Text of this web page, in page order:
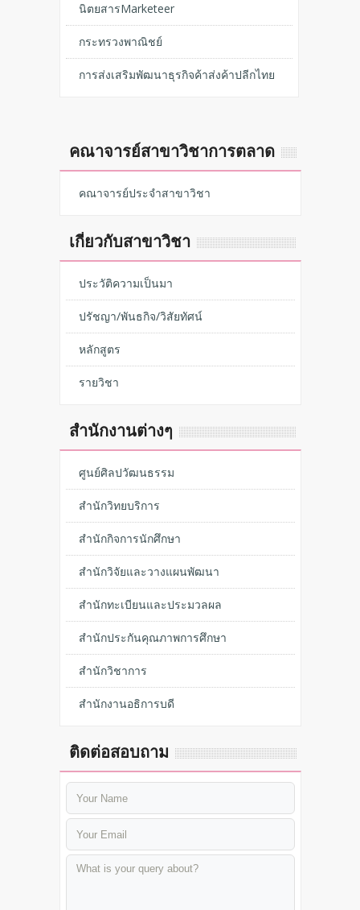
นิตยสารMarketeer
กระทรวงพาณิชย์
การส่งเสริมพัฒนาธุรกิจค้าส่งค้าปลีกไทย
คณาจารย์สาขาวิชาการตลาด
คณาจารย์ประจำสาขาวิชา
เกี่ยวกับสาขาวิชา
ประวัติความเป็นมา
ปรัชญา/พันธกิจ/วิสัยทัศน์
หลักสูตร
รายวิชา
สำนักงานต่างๆ
ศูนย์ศิลปวัฒนธรรม
สำนักวิทยบริการ
สำนักกิจการนักศึกษา
สำนักวิจัยและวางแผนพัฒนา
สำนักทะเบียนและประมวลผล
สำนักประกันคุณภาพการศึกษา
สำนักวิชาการ
สำนักงานอธิการบดี
ติดต่อสอบถาม